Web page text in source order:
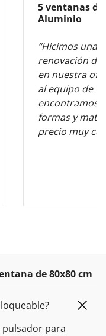
5 ventanas de
Aluminio
“Hicimos una
renovación de
en nuestra
al equipo de
encontramos
formas y
precio muy
de 80x80 cm
pulsador para